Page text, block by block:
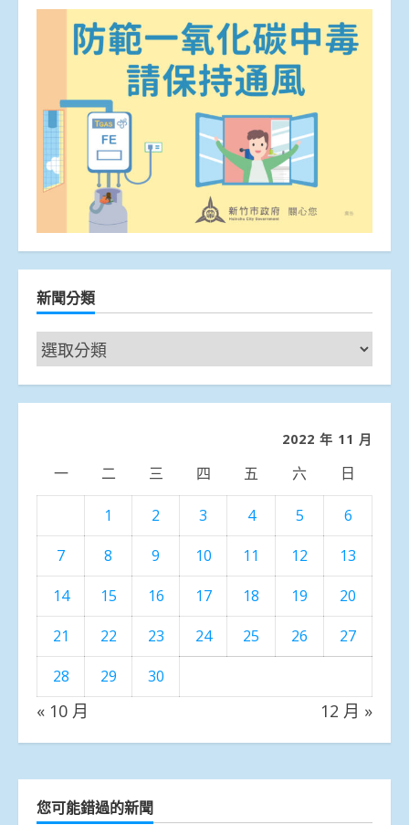
新聞分類
新
聞
分
2022 年 11 月
一 二 三 四 五 六 日
1 2 3 4 5
6
7
8 9 10 11 12
13
14
15 16 17 18 19
20
21
22 23 24 25 26
27
28
29 30
« 10 月 12 月 »
您可能錯過的新聞